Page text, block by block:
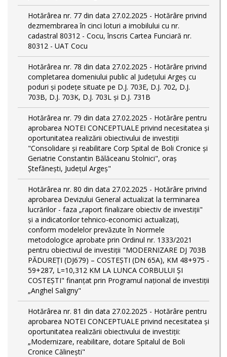
Hotărârea nr. 77 din data 27.02.2025 - Hotărâre privind
dezmembrarea în cinci loturi a imobilului cu nr.
cadastral 80312 - Cocu, înscris Cartea Funciară nr.
80312 - UAT Cocu
Hotărârea nr. 78 din data 27.02.2025 - Hotărâre privind
completarea domeniului public al Judeţului Argeş cu
poduri și podețe situate pe D.J. 703E, D.J. 702, D.J.
703B, D.J. 703K, D.J. 703L și D.J. 731B
Hotărârea nr. 79 din data 27.02.2025 - Hotărâre pentru
aprobarea NOTEI CONCEPTUALE privind necesitatea și
oportunitatea realizării obiectivului de investiții
"Consolidare și reabilitare Corp Spital de Boli Cronice și
Geriatrie Constantin Bălăceanu Stolnici", oraș
Ștefănești, Județul Argeș"
Hotărârea nr. 80 din data 27.02.2025 - Hotărâre privind
aprobarea Devizului General actualizat la terminarea
lucrărilor - faza „raport finalizare obiectiv de investiţii"
și a indicatorilor tehnico-economici actualizați,
conform modelelor prevăzute în Normele
metodologice aprobate prin Ordinul nr. 1333/2021
pentru obiectivul de investiții "MODERNIZARE DJ 703B
PĂDUREȚI (DJ679) – COSTEȘTI (DN 65A), KM 48+975 -
59+287, L=10,312 KM LA LUNCA CORBULUI ȘI
COSTEȘTI" finanțat prin Programul național de investiții
„Anghel Saligny"
Hotărârea nr. 81 din data 27.02.2025 - Hotărâre pentru
aprobarea NOTEI CONCEPTUALE privind necesitatea și
oportunitatea realizării obiectivului de investiții:
„Modernizare, reabilitare, dotare Spitalul de Boli
Cronice Călinești"